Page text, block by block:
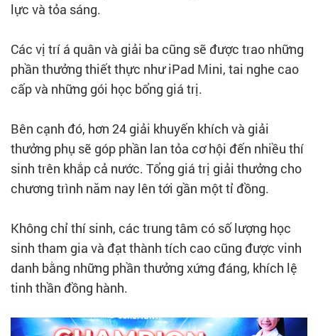
lực và tỏa sáng.
Các vị trí á quân và giải ba cũng sẽ được trao những
phần thưởng thiết thực như iPad Mini, tai nghe cao
cấp và những gói học bổng giá trị.
Bên cạnh đó, hơn 24 giải khuyến khích và giải
thưởng phụ sẽ góp phần lan tỏa cơ hội đến nhiều thí
sinh trên khắp cả nước. Tổng giá trị giải thưởng cho
chương trình năm nay lên tới gần một tỉ đồng.
Không chỉ thí sinh, các trung tâm có số lượng học
sinh tham gia và đạt thành tích cao cũng được vinh
danh bằng những phần thưởng xứng đáng, khích lệ
tinh thần đồng hành.